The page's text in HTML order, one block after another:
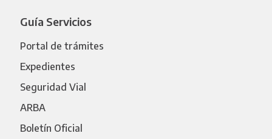
Guía Servicios
Portal de trámites
Expedientes
Seguridad Vial
ARBA
Boletín Oficial